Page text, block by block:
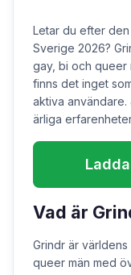
Letar du efter
Sverige 2026?
gay, bi och
finns det inget
aktiva
ärliga
Vad är
Grindr är
queer män med